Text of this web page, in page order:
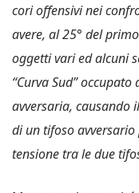
cori offensivi nei
avere, al 25° del
oggetti vari ed alcuni
“Curva Sud”
avversaria, causando
di un tifoso
tensione tra le due